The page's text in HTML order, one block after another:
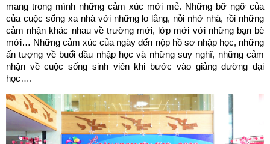
mang trong mình những cảm xúc mới mẻ. Những bỡ ngỡ của
của cuộc sống xa nhà với những lo lắng, nỗi nhớ nhà, rồi những
cảm nhận khác nhau về trường mới, lớp mới với những bạn bè
mới… Những cảm xúc của ngày đến nộp hồ sơ nhập học, những
ấn tượng về buổi đầu nhập học và những suy nghĩ, những cảm
nhận về cuộc sống sinh viên khi bước vào giảng đường đại
học….